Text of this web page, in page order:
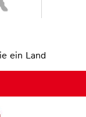
ein Land